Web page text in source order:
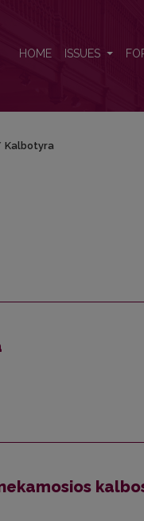
HOME ISSUES
Kalbotyra